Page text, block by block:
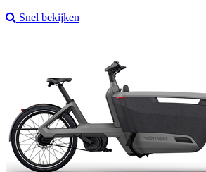
Snel bekijken